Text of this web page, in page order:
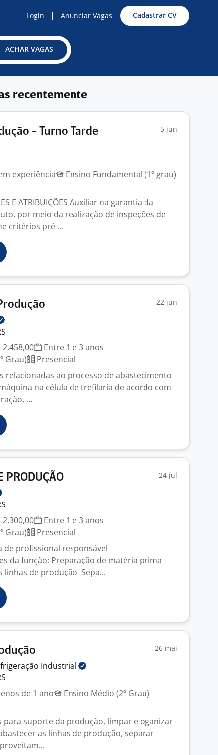
Login Anunciar Vagas Cadastrar CV
ACHAR VAGAS
recentemente
- Turno Tarde 5 jun
experiência
Ensino Fundamental (1º grau)
E ATRIBUIÇÕES Auxiliar na garantia da
por meio da realização de inspeções de
critérios pré-...
22 jun
2.458,00
Entre 1 e 3 anos
Grau)
Presencial
relacionadas ao processo de abastecimento
na célula de trefilaria de acordo com
...
PRODUÇÃO 24 jul
2.300,00
Entre 1 e 3 anos
Grau)
Presencial
de profissional responsável
da função: Preparação de matéria prima
linhas de produção Sepa...
26 mai
Industrial
de 1 ano
Ensino Médio (2º Grau)
para suporte da produção, limpar e oganizar
as linhas de produção, separar